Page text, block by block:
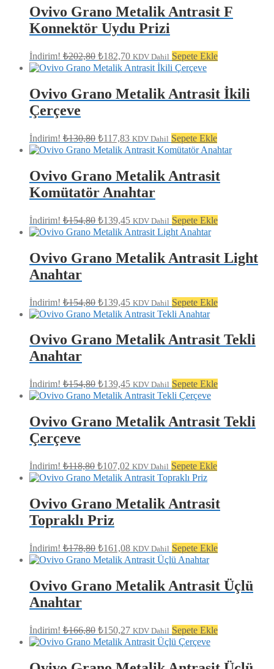
₺139,45.
Ovivo Grano Metalik Antrasit F
Konnektör Uydu Prizi
İndirim! ₺202,80 Orijinal
fiyat:
₺182,70Şu
andaki
fiyat:
₺182,70.
KDV Dahil Sepete Ekle
Ovivo Grano Metalik Antrasit İkili
Çerçeve
İndirim! ₺130,80 Orijinal
fiyat:
₺117,83 Şu
andaki
fiyat:
₺117,83.
KDV Dahil Sepete Ekle
Ovivo Grano Metalik Antrasit
Komütatör Anahtar
İndirim! ₺154,80 Orijinal
fiyat:
₺139,45 Şu
andaki
fiyat:
₺139,45.
KDV Dahil Sepete Ekle
Ovivo Grano Metalik Antrasit Light
Anahtar
İndirim! ₺154,80 Orijinal
fiyat:
₺139,45 Şu
andaki
fiyat:
₺139,45.
KDV Dahil Sepete Ekle
Ovivo Grano Metalik Antrasit Tekli
Anahtar
İndirim! ₺154,80 Orijinal
fiyat:
₺139,45 Şu
andaki
fiyat:
₺139,45.
KDV Dahil Sepete Ekle
Ovivo Grano Metalik Antrasit Tekli
Çerçeve
İndirim! ₺118,80 Orijinal
fiyat:
₺107,02 Şu
andaki
fiyat:
₺107,02.
KDV Dahil Sepete Ekle
Ovivo Grano Metalik Antrasit
Topraklı Priz
İndirim! ₺178,80 Orijinal
fiyat:
₺161,08 Şu
andaki
fiyat:
₺161,08.
KDV Dahil Sepete Ekle
Ovivo Grano Metalik Antrasit Üçlü
Anahtar
İndirim! ₺166,80 Orijinal
fiyat:
₺150,27Şu
andaki
fiyat:
₺150,27.
KDV Dahil Sepete Ekle